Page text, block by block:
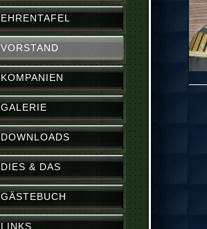
EHRENTAFEL
VORSTAND
KOMPANIEN
GALERIE
DOWNLOADS
DIES & DAS
GÄSTEBUCH
LINKS